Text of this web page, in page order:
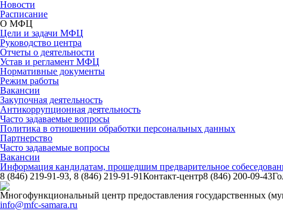
Новости
Расписание
О МФЦ
Цели и задачи МФЦ
Руководство центра
Отчеты о деятельности
Устав и регламент МФЦ
Нормативные документы
Режим работы
Вакансии
Закупочная деятельность
Антикоррупционная деятельность
Часто задаваемые вопросы
Политика в отношении обработки персональных данных
Партнерство
Часто задаваемые вопросы
Вакансии
Информация кандидатам, прошедшим предварительное
8 (846) 219-91-93, 8 (846) 219-91-91Контакт-центр8 (846) 200-09-43
Многофункциональный центр предоставления государственных
info@mfc-samara.ru